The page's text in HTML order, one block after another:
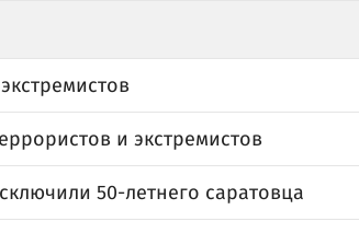
и экстремистов
50-летнего саратовца